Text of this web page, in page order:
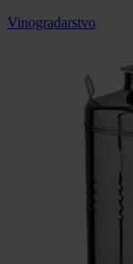
Vinogradarstvo